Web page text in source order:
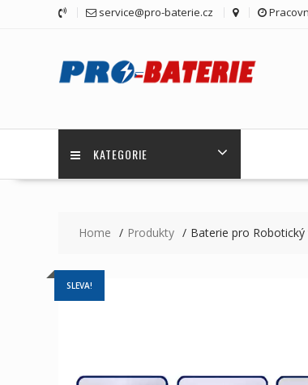
service@pro-baterie.cz
KATEGORIE
Home Produkty Baterie pro Robotický
SLEVA!